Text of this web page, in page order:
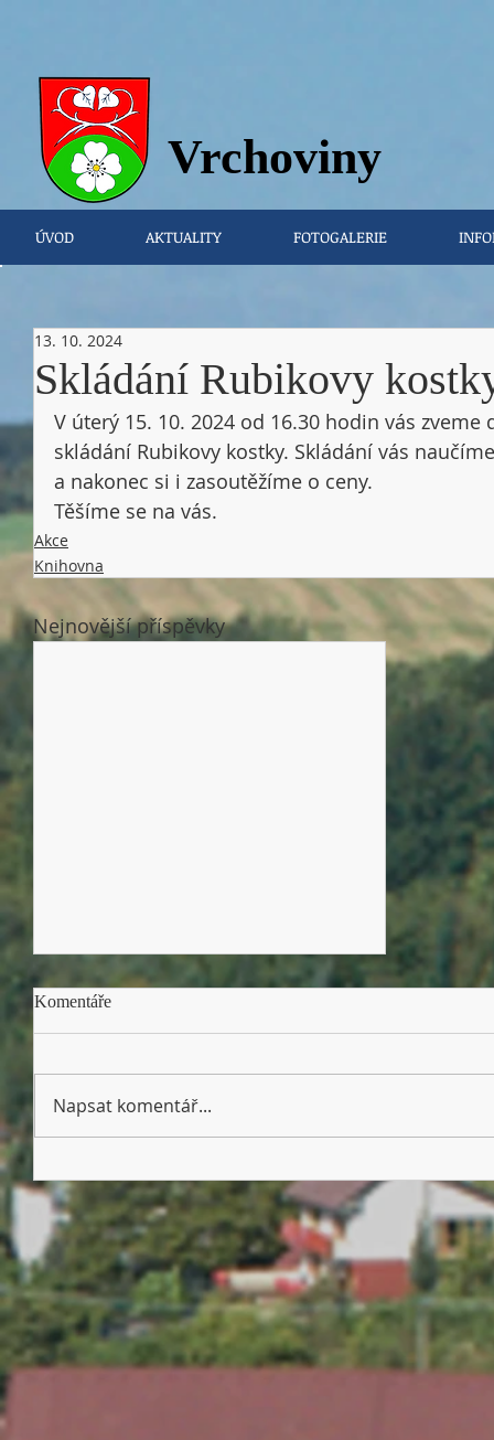
ÚVOD AKTUALITY FOTOGALERIE
Vrchoviny
Skládání Rubikovy
13. 10. 2024
V úterý 15. 10. 2024 od 16.30 hodin vás
skládání Rubikovy kostky. Skládání vás
a nakonec si i zasoutěžíme o ceny.
Těšíme se na vás.
Akce
Knihovna
Nejnovější příspěvky
Komentáře
Napsat komentář...